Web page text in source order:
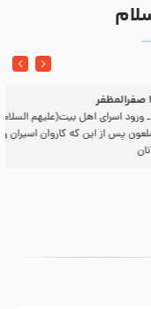
السلام) به مجلس یزید
اسیران وارد شام شدند،